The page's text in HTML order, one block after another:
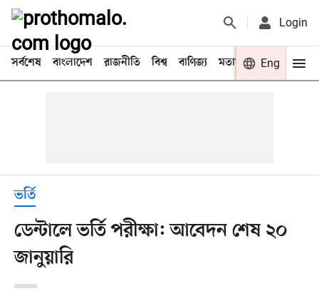
Login
সর্বশেষ বাংলাদেশ রাজনীতি বিশ্ব বাণিজ্য মতামত খেলা
Eng
ভর্তি
ডেন্টালে ভর্তি পরীক্ষা: আবেদন শেষ ২০
জানুয়ারি